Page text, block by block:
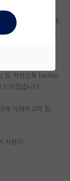
권도경 (Chloe Dok
분을 모집하고 있습
를 눌러 온라인으
및 카카오톡 hichlo
리겠습니다.
해 이해하고자 함.
사용자